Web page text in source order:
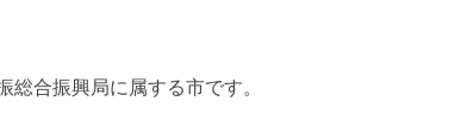
合振興局に属する市です。